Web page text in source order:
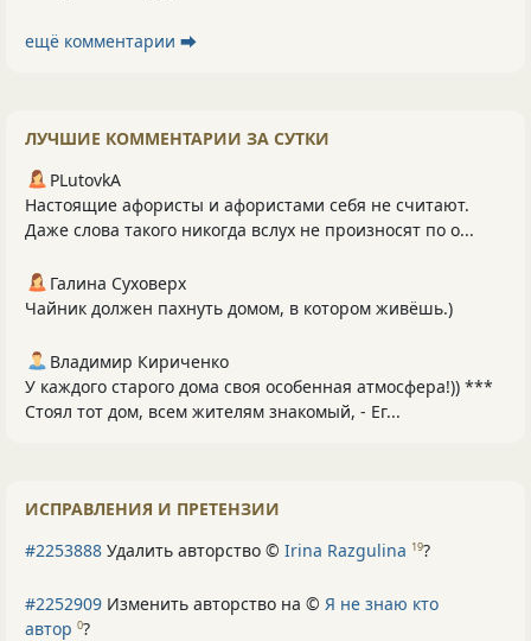
ещё комментарии ⮕
ЛУЧШИЕ КОММЕНТАРИИ ЗА СУТКИ
PLutоvkА
Настоящие афористы и афористами себя не считают.
Даже слова такого никогда вслух не произносят по о...
Галина Суховерх
Чайник должен пахнуть домом, в котором живёшь.)
Владимир Кириченко
У каждого старого дома своя особенная атмосфера!)) ***
Стоял тот дом, всем жителям знакомый, - Ег...
ИСПРАВЛЕНИЯ И ПРЕТЕНЗИИ
#2253888 Удалить авторство © Irina Razgulina 19?
#2252909 Изменить авторство на © Я не знаю кто
автор 0?